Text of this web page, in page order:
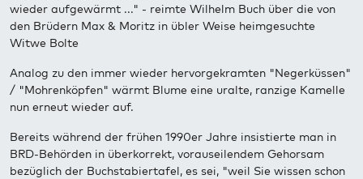
wieder aufgewärmt ..." - reimte Wilhelm Buch über die von
den Brüdern Max & Moritz in übler Weise heimgesuchte
Witwe Bolte
Analog zu den immer wieder hervorgekramten "Negerküssen"
/ "Mohrenköpfen" wärmt Blume eine uralte, ranzige Kamelle
nun erneut wieder auf.
Bereits während der frühen 1990er Jahre insistierte man in
BRD-Behörden in überkorrekt, vorauseilendem Gehorsam
bezüglich der Buchstabiertafel, es sei, "weil Sie wissen schon